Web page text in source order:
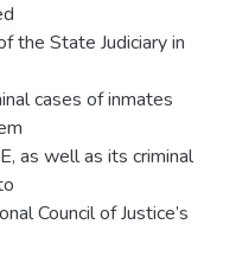
the State Judiciary in
cases of inmates
as well as its criminal
Council of Justice’s